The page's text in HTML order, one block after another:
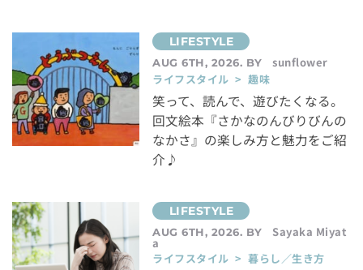
AUG 6TH, 2026. BY
sunflower
ライフスタイル > 趣味
笑って、読んで、遊びたくなる。
回文絵本『さかなのんびりびんの
なかさ』の楽しみ方と魅力をご紹
介♪
AUG 6TH, 2026. BY Sayaka Miyat
a
ライフスタイル > 暮らし／生き方